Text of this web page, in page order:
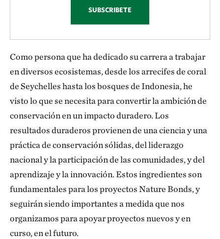
SUBSCRIBETE
Como persona que ha dedicado su carrera a trabajar
en diversos ecosistemas, desde los arrecifes de coral
de Seychelles hasta los bosques de Indonesia, he
visto lo que se necesita para convertir la ambición de
conservación en un impacto duradero. Los
resultados duraderos provienen de una ciencia y una
práctica de conservación sólidas, del liderazgo
nacional y la participación de las comunidades, y del
aprendizaje y la innovación. Estos ingredientes son
fundamentales para los proyectos Nature Bonds, y
seguirán siendo importantes a medida que nos
organizamos para apoyar proyectos nuevos y en
curso, en el futuro.